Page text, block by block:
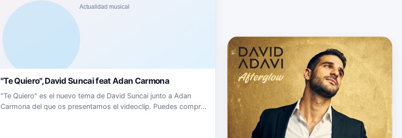
"Te Quiero", David Suncai feat Adan Carmona
"Te Quiero" es el nuevo tema de David Suncai junto a Adan
Carmona del que os presentamos el videoclip. Puedes comprar